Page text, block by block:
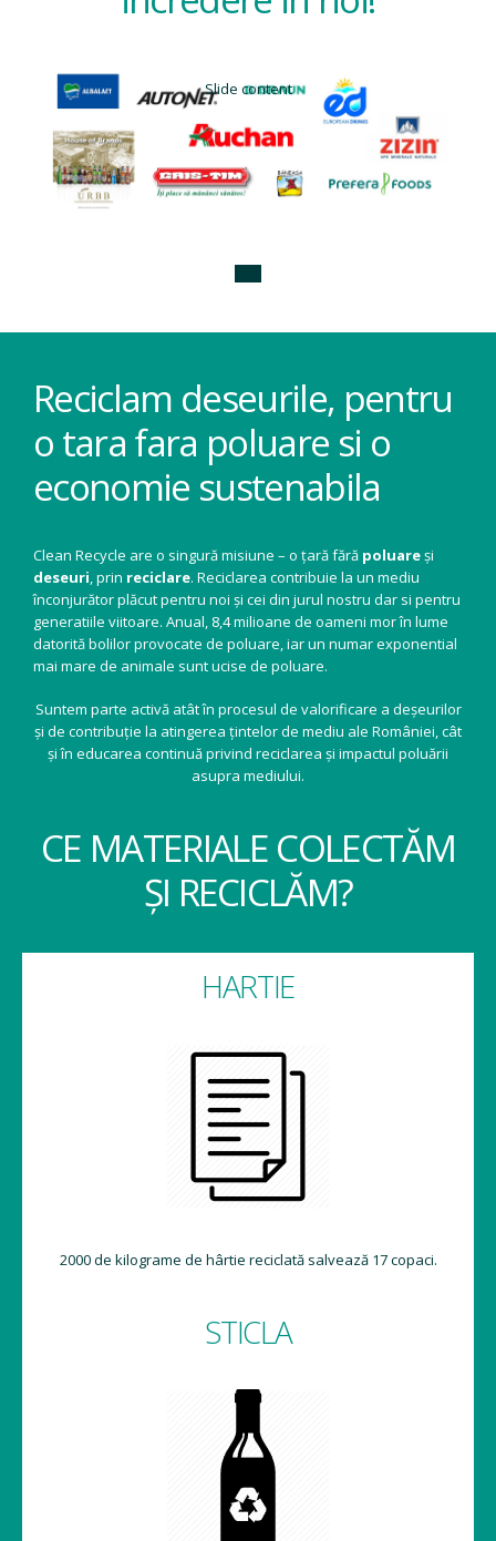
Slide content
Reciclam deseurile, pentru
o tara fara poluare si o
economie sustenabila
Clean Recycle are o singură misiune – o țară fără poluareși
deseuri, prin reciclare. Reciclarea contribuie la un mediu
înconjurător plăcut pentru noi și cei din jurul nostru dar si pentru
generatiile viitoare. Anual, 8,4 milioane de oameni mor în lume
datorită bolilor provocate de poluare, iar un numar exponential
mai mare de animale sunt ucise de poluare.
Suntem parte activă atât în procesul de valorificare a deșeurilor
și de contribuție la atingerea țintelor de mediu ale României, cât
și în educarea continuă privind reciclarea și impactul poluării
asupra mediului.
CE MATERIALE COLECTĂM
ȘI RECICLĂM?
HARTIE
2000 de kilograme de hârtie reciclată salvează 17 copaci.
STICLA